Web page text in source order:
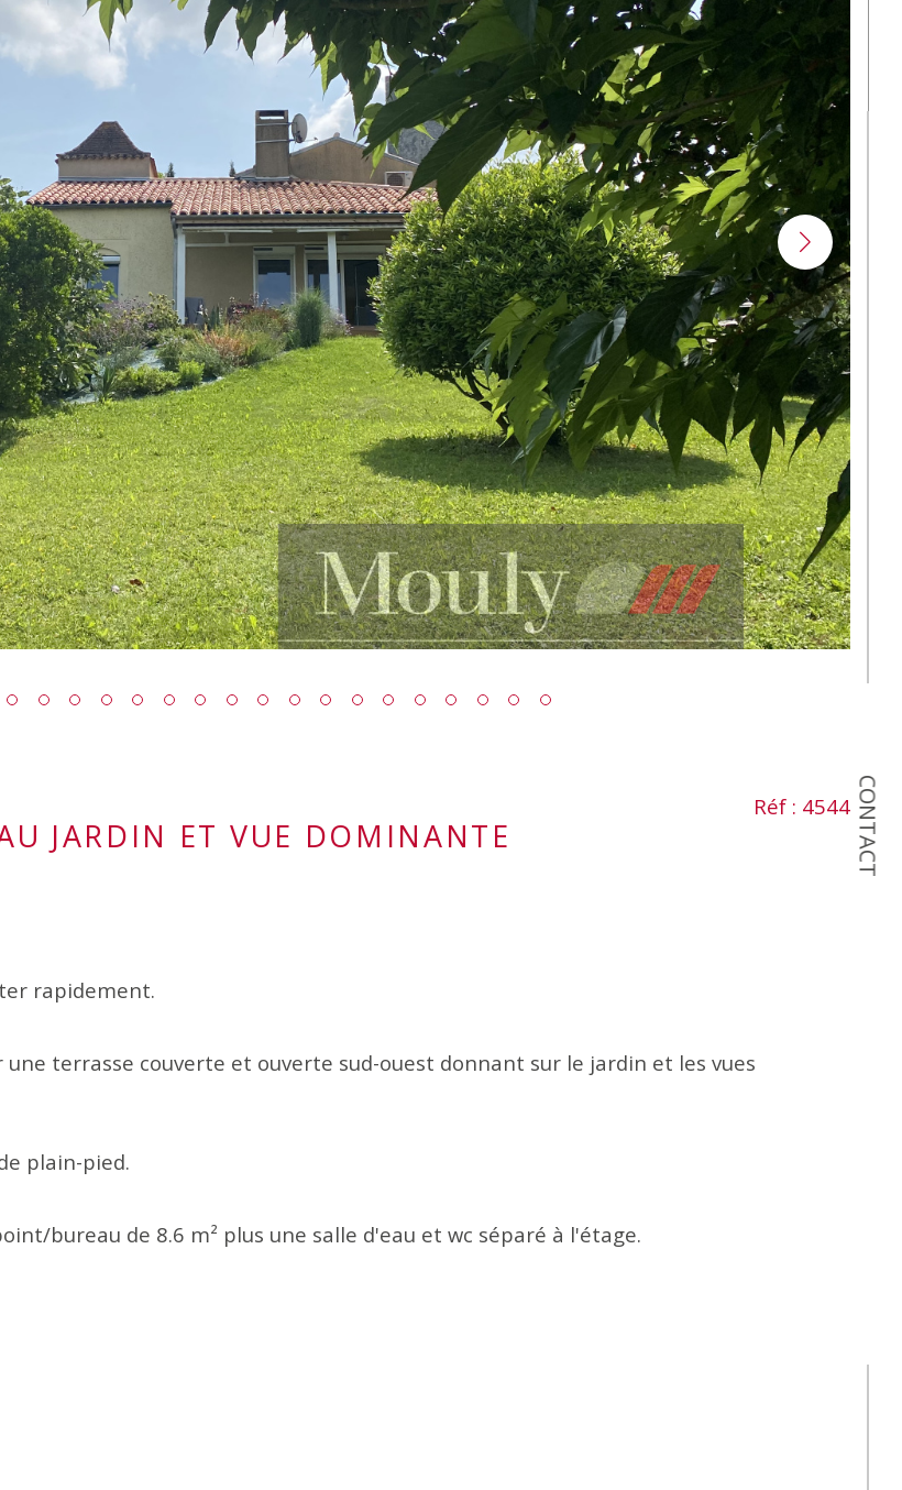
CONTACT
JARDIN ET VUE DOMINANTE
Réf : 4544
rapidement.
terrasse couverte et ouverte sud-ouest donnant sur le jardin et les vues
plain-pied.
bureau de 8.6 m² plus une salle d'eau et wc séparé à l'étage.